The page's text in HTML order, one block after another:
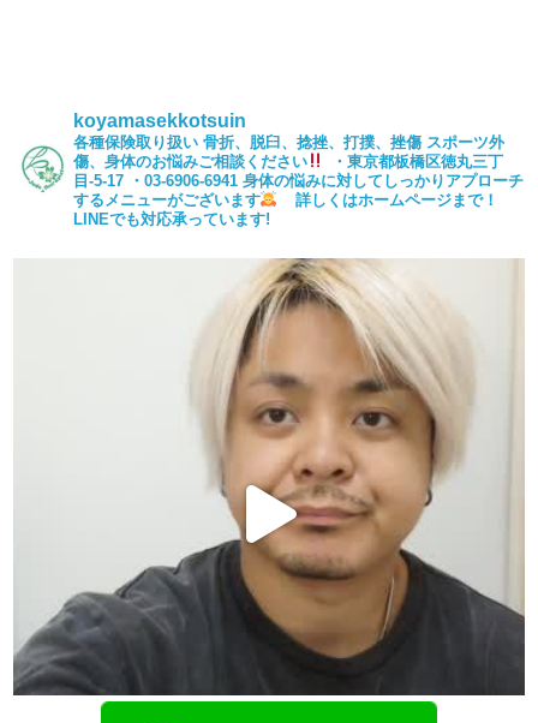
koyamasekkotsuin
各種保険取り扱い 骨折、脱臼、捻挫、打撲、挫傷 スポーツ外
傷、身体のお悩みご相談ください
・東京都板橋区徳丸三丁
目-5-17 ・03-6906-6941 身体の悩みに対してしっかりアプローチ
するメニューがございます
詳しくはホームページまで！
LINEでも対応承っています!